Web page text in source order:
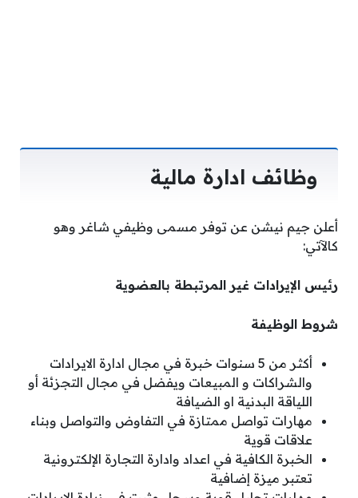
وظائف ادارة مالية
أعلن جيم نيشن عن توفر مسمى وظيفي شاغر وهو
كالآتي:
رئيس الإيرادات غير المرتبطة بالعضوية
شروط الوظيفة
أكثر من 5 سنوات خبرة في مجال ادارة الايرادات
والشراكات و المبيعات ويفضل في مجال التجزئة أو
اللياقة البدنية او الضيافة
مهارات تواصل ممتازة في التفاوض والتواصل وبناء
علاقات قوية
الخبرة الكافية في اعداد وادارة التجارة الإلكترونية
تعتبر ميزة إضافية